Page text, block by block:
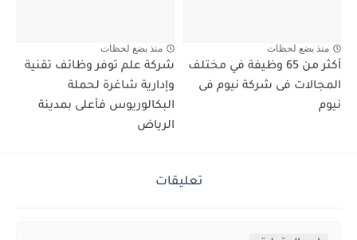
منذ بضع لحظات
أكثر من 65 وظيفة في مختلف
المجالات فى شركة نيوم فى
نيوم
منذ بضع لحظات
شركة علم توفر وظائف تقنية
وإدارية شاغرة لحملة
البكالوريوس فأعلى بمدينة
الرياض
تعليقات